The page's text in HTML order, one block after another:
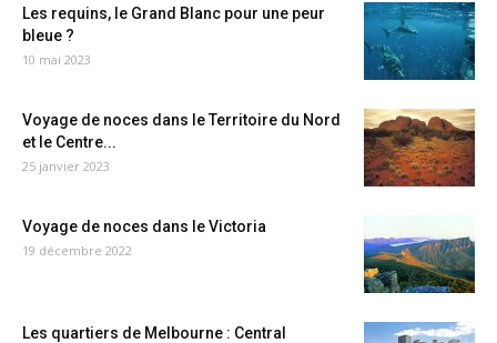
Les requins, le Grand Blanc pour une peur
bleue ?
10 mai 2023
Voyage de noces dans le Territoire du Nord
et le Centre...
25 janvier 2023
Voyage de noces dans le Victoria
19 décembre 2022
Les quartiers de Melbourne : Central